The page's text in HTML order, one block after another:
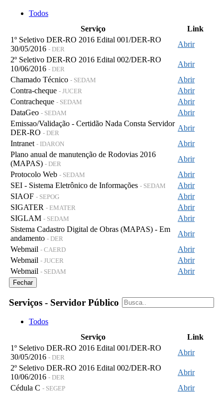
Todos
Serviço
Link
1º Seletivo DER-RO 2016 Edital 001/DER-RO
30/05/2016 - DER
Abrir
2º Seletivo DER-RO 2016 Edital 002/DER-RO
10/06/2016 - DER
Abrir
Chamado Técnico - SEDAM
Abrir
Contra-cheque - JUCER
Abrir
Contracheque - SEDAM
Abrir
DataGeo - SEDAM
Abrir
Emissao/Validação - Certidão Nada Consta Servidor
DER-RO - DER
Abrir
Intranet - IDARON
Abrir
Plano anual de manutenção de Rodovias 2016
(MAPAS) - DER
Abrir
Protocolo Web - SEDAM
Abrir
SEI - Sistema Eletrônico de Informações - SEDAM
Abrir
SIAOF - SEPOG
Abrir
SIGATER - EMATER
Abrir
SIGLAM - SEDAM
Abrir
Sistema Cadastro Digital de Obras (MAPAS) - Em
andamento - DER
Abrir
Webmail - CAERD
Abrir
Webmail - JUCER
Abrir
Webmail - SEDAM Abrir
Fechar
Serviços - Servidor Público
Todos
Serviço
Link
1º Seletivo DER-RO 2016 Edital 001/DER-RO
30/05/2016 - DER
Abrir
2º Seletivo DER-RO 2016 Edital 002/DER-RO
10/06/2016 - DER
Abrir
Cédula C - SEGEP
Abrir